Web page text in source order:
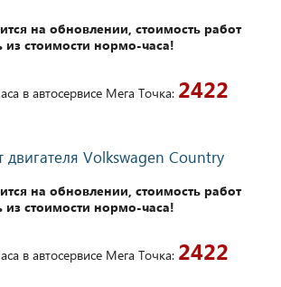
на обновлении, стоимость работ
из стоимости нормо-часа!
в автосервисе Мега Точка: 2422
Volkswagen Country
на обновлении, стоимость работ
из стоимости нормо-часа!
в автосервисе Мега Точка: 2422